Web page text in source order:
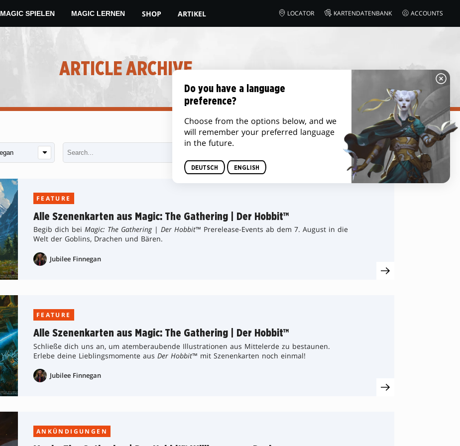
MAGIC SPIELEN MAGIC LERNEN SHOP ARTIKEL LOCATOR KARTENDATENBANK ACCOUNTS
ARTICLE ARCHIVE
Sortieren nach
FEATURE
Alle Szenenkarten aus Magic: The Gathering | Der Hobbit™
Begib dich bei Magic: The Gathering| Der Hobbit™ Prerelease-Events ab dem 7. August in die
Welt der Goblins, Drachen und Bären.
Jubilee Finnegan
FEATURE
Alle Szenenkarten aus Magic: The Gathering | Der Hobbit™
Schließe dich uns an, um atemberaubende Illustrationen aus Mittelerde zu bestaunen.
Erlebe deine Lieblingsmomente aus Der Hobbit™ mit Szenenkarten noch einmal!
Jubilee Finnegan
ANKÜNDIGUNGEN
Do you have a language
preference?
Choose from the options below, and we
will remember your preferred language
in the future.
DEUTSCH ENGLISH